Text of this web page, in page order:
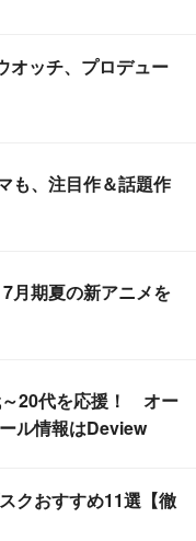
オッチ、プロデュー
も、注目作＆話題作
7月期夏の新アニメを
20代を応援！ オー
ル情報はDeview
クおすすめ11選【徹